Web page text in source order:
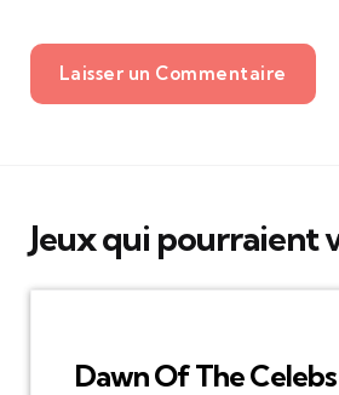
Laisser un Commentaire
Jeux qui pourraient
Dawn Of The Celebs